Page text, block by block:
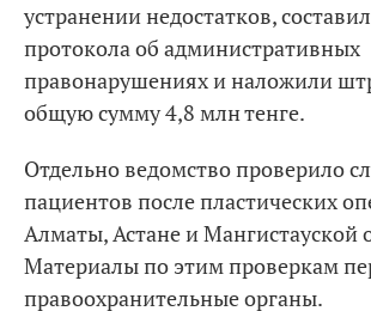
устранении недостатков,
протокола об административных
правонарушениях и наложили
общую сумму 4,8 млн тенге.
Отдельно ведомство проверило
пациентов после пластических
Алматы, Астане и Мангистауской
Материалы по этим проверкам
правоохранительные органы.